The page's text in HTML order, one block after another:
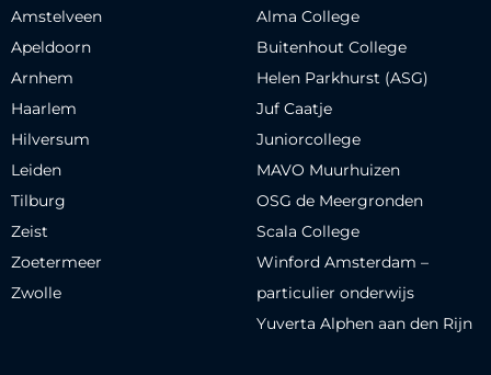
Amstelveen
Apeldoorn
Arnhem
Haarlem
Hilversum
Leiden
Tilburg
Zeist
Zoetermeer
Zwolle
Alma College
Buitenhout College
Helen Parkhurst (ASG)
Juf Caatje
Juniorcollege
MAVO Muurhuizen
OSG de Meergronden
Scala College
Winford Amsterdam –
particulier onderwijs
Yuverta Alphen aan den Rijn